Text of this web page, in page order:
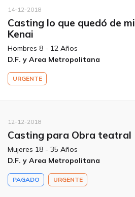
14-12-2018
Casting lo que quedó de mi
Kenai
Hombres 8 - 12 Años
D.F. y Area Metropolitana
URGENTE
12-12-2018
Casting para Obra teatral
Mujeres 18 - 35 Años
D.F. y Area Metropolitana
PAGADO URGENTE